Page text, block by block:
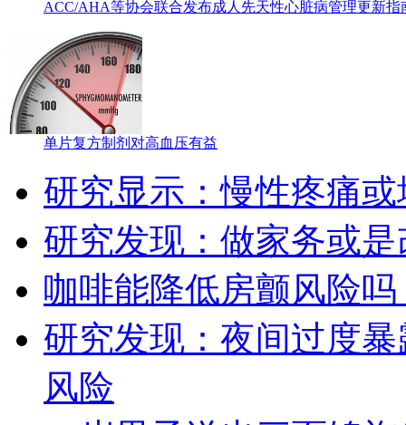
ACC/AHA等协会联合发布成人先天性心脏病管理更新指
单片复方制剂对高血压有益
研究显示：慢性疼痛
研究发现：做家务或
咖啡能降低房颤风险吗
研究发现：夜间过度
风险